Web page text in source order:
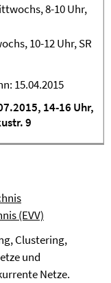
8-10 Uhr,
10-12 Uhr, SR
15.04.2015
14-16 Uhr,
9
(EVV)
Clustering,
und
Netze.